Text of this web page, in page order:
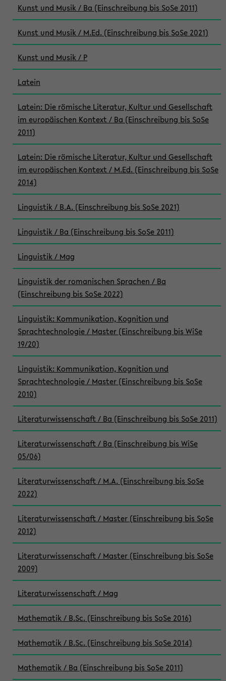
Kunst und Musik / Ba (Einschreibung bis SoSe 2011)
Kunst und Musik / M.Ed. (Einschreibung bis SoSe 2021)
Kunst und Musik / P
Latein
Latein: Die römische Literatur, Kultur und Gesellschaft
im europäischen Kontext / Ba (Einschreibung bis SoSe
2011)
Latein: Die römische Literatur, Kultur und Gesellschaft
im europäischen Kontext / M.Ed. (Einschreibung bis SoSe
2014)
Linguistik / B.A. (Einschreibung bis SoSe 2021)
Linguistik / Ba (Einschreibung bis SoSe 2011)
Linguistik / Mag
Linguistik der romanischen Sprachen / Ba
(Einschreibung bis SoSe 2022)
Linguistik: Kommunikation, Kognition und
Sprachtechnologie / Master (Einschreibung bis WiSe
19/20)
Linguistik: Kommunikation, Kognition und
Sprachtechnologie / Master (Einschreibung bis SoSe
2010)
Literaturwissenschaft / Ba (Einschreibung bis SoSe 2011)
Literaturwissenschaft / Ba (Einschreibung bis WiSe
05/06)
Literaturwissenschaft / M.A. (Einschreibung bis SoSe
2022)
Literaturwissenschaft / Master (Einschreibung bis SoSe
2012)
Literaturwissenschaft / Master (Einschreibung bis SoSe
2009)
Literaturwissenschaft / Mag
Mathematik / B.Sc. (Einschreibung bis SoSe 2016)
Mathematik / B.Sc. (Einschreibung bis SoSe 2014)
Mathematik / Ba (Einschreibung bis SoSe 2011)